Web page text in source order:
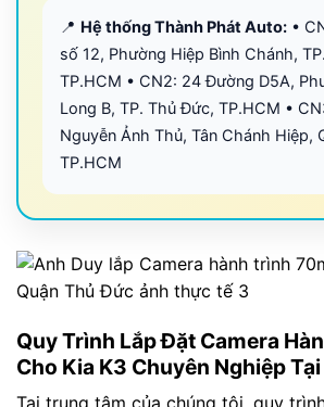
📍 Hệ thống Thành Phát Auto: •
số 12, Phường Hiệp Bình Chánh,
TP.HCM • CN2: 24 Đường D5A,
Long B, TP. Thủ Đức, TP.HCM •
Nguyễn Ảnh Thủ, Tân Chánh Hiệp,
TP.HCM
Quy Trình Lắp Đặt Camera
Cho Kia K3 Chuyên Nghiệp